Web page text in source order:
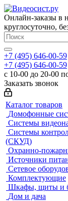
Онлайн-заказы в
круглосуточно,
+7 (495) 646-00-59
+7 (495) 646-00-59
с 10-00 до 20-00
Заказать звонок
Каталог товаров
Домофонные
Системы
Системы
(СКУД)
Охранно-
Источники
Сетевое
Комплектующие
Шкафы, щиты и
Дом и дача